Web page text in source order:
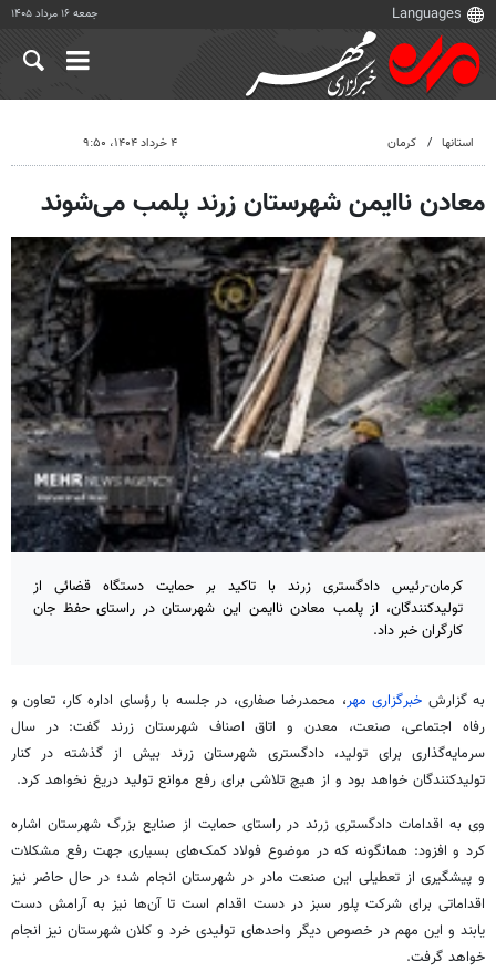
جمعه ۱۶ مرداد ۱۴۰۵
استانها کرمان ۴ خرداد ۱۴۰۴، ۹:۵۰
معادن ناایمن شهرستان زرند پلمب می‌شوند
کرمان-رئیس دادگستری زرند با تاکید بر حمایت دستگاه قضائی از
تولیدکنندگان، از پلمب معادن ناایمن این شهرستان در راستای حفظ جان
کارگران خبر داد.
به گزارش خبرگزاری مهر، محمدرضا صفاری، در جلسه با رؤسای اداره کار، تعاون و
رفاه اجتماعی، صنعت، معدن و اتاق اصناف شهرستان زرند گفت: در سال
سرمایه‌گذاری برای تولید، دادگستری شهرستان زرند بیش از گذشته در کنار
تولیدکنندگان خواهد بود و از هیچ تلاشی برای رفع موانع تولید دریغ نخواهد کرد.
وی به اقدامات دادگستری زرند در راستای حمایت از صنایع بزرگ شهرستان اشاره
کرد و افزود: همانگونه که در موضوع فولاد کمک‌های بسیاری جهت رفع مشکلات
و پیشگیری از تعطیلی این صنعت مادر در شهرستان انجام شد؛ در حال حاضر نیز
اقداماتی برای شرکتپلور سبز در دست اقدام است تا آن‌ها نیز به آرامش دست
یابند و این مهم در خصوص دیگر واحدهای تولیدی خرد و کلان شهرستان نیز انجام
خواهد گرفت.